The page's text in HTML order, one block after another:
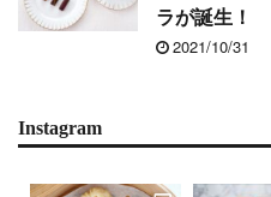
ラが誕生！
2021/10/31
Instagram